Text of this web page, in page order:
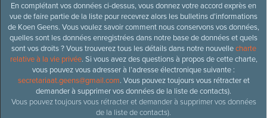
En complétant vos données ci-dessus, vous donnez votre accord exprès en
vue de faire partie de la liste pour recevrez alors les bulletins d’informations
de Koen Geens. Vous voulez savoir comment nous conservons vos données,
quelles sont les données enregistrées dans notre base de données et quels
sont vos droits ? Vous trouverez tous les détails dans notre nouvellecharte
relative à la vie privée. Si vous avez des questions à propos de cette charte,
vous pouvez vous adresser à l’adresse électronique suivante :
secretariaat.geens@gmail.com. Vous pouvez toujours vous rétracter et
demander à supprimer vos données de la liste de contacts).
Vous pouvez toujours vous rétracter et demander à supprimer vos données
de la liste de contacts).